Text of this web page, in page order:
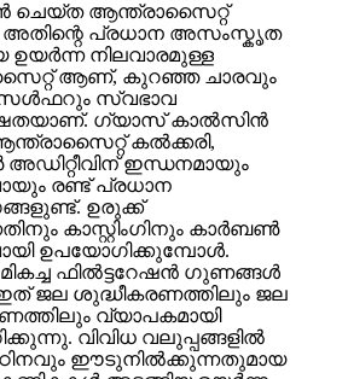
ചെയ്ത ആന്ത്രാസൈറ്റ്
അതിന്റെ പ്രധാന അസംസ്കൃത
ഉയർന്ന നിലവാരമുള്ള
ആണ്, കുറഞ്ഞ ചാരവും
സ്വഭാവ
ഗ്യാസ് കാൽസിൻ
കൽക്കരി,
ഇന്ധനമായും
രണ്ട് പ്രധാന
ഉരുക്ക്
കാസ്റ്റിംഗിനും കാർബൺ
ഉപയോഗിക്കുമ്പോൾ.
ഫിൽട്ടറേഷൻ ഗുണങ്ങൾ
ജല ശുദ്ധീകരണത്തിലും ജല
വ്യാപകമായി
വിവിധ വലുപ്പങ്ങളിൽ
ഈടുനിൽക്കുന്നതുമായ